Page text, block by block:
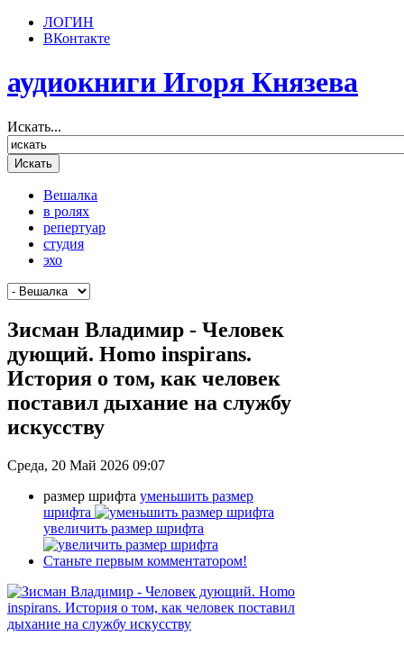
ЛОГИН
ВКонтакте
аудиокниги Игоря Князева
Искать...
Вешалка
в ролях
репертуар
студия
эхо
Зисман Владимир - Человек
дующий. Homo inspirans.
История о том, как человек
поставил дыхание на службу
искусству
Среда, 20 Май 2026 09:07
размер шрифта уменьшить размер
шрифта
увеличить размер шрифта
Станьте первым комментатором!